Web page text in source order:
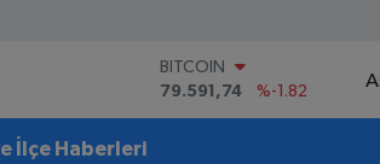
BITCOIN
79.591,74
%-1.82
DOLAR
İlçe Haberleri